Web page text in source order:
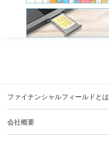
ファイナンシャルフィールドとは
会社概要